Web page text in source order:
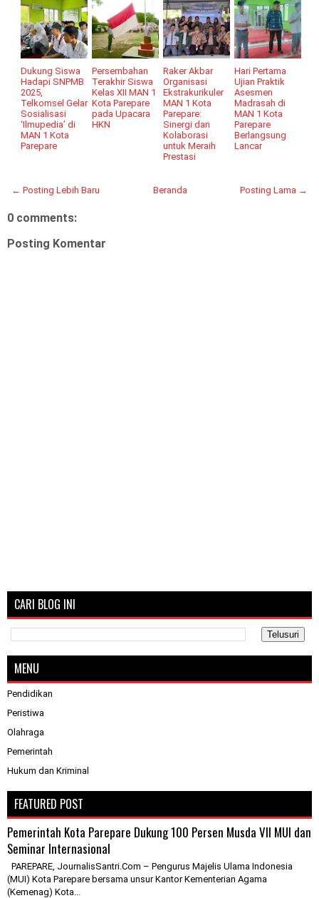
Dukung Siswa
Hadapi SNPMB
2025,
Telkomsel Gelar
Sosialisasi
‘Ilmupedia’ di
MAN 1 Kota
Parepare
Persembahan
Terakhir Siswa
Kelas XII MAN 1
Kota Parepare
pada Upacara
HKN
Raker Akbar
Organisasi
Ekstrakurikuler
MAN 1 Kota
Parepare:
Sinergi dan
Kolaborasi
untuk Meraih
Prestasi
Hari Pertama
Ujian Praktik
Asesmen
Madrasah di
MAN 1 Kota
Parepare
Berlangsung
Lancar
← Posting Lebih Baru Posting Lama →
Beranda
0 comments:
Posting Komentar
CARI BLOG INI
MENU
Pendidikan
Peristiwa
Olahraga
Pemerintah
Hukum dan Kriminal
FEATURED POST
Pemerintah Kota Parepare Dukung 100 Persen Musda VII MUI dan
Seminar Internasional
PAREPARE, JournalisSantri.Com – Pengurus Majelis Ulama Indonesia
(MUI) Kota Parepare bersama unsur Kantor Kementerian Agama
(Kemenag) Kota...